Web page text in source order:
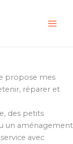
propose mes
réparer et
des petits
un aménagement
avec